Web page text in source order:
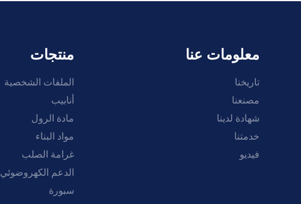
معلومات عنا
تاريخنا
مصنعنا
شهادة لدينا
خدمتنا
فيديو
منتجات
الملفات الشخصية
أنابيب
مادة الرول
مواد البناء
غرامة الصلب
الدعم الكهروضوئي
سبورة